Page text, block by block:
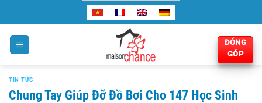
nội
dung
ĐÓNG
GÓP
TIN TỨC
Chung Tay Giúp Đỡ Đồ Bơi Cho 147 Học Sinh